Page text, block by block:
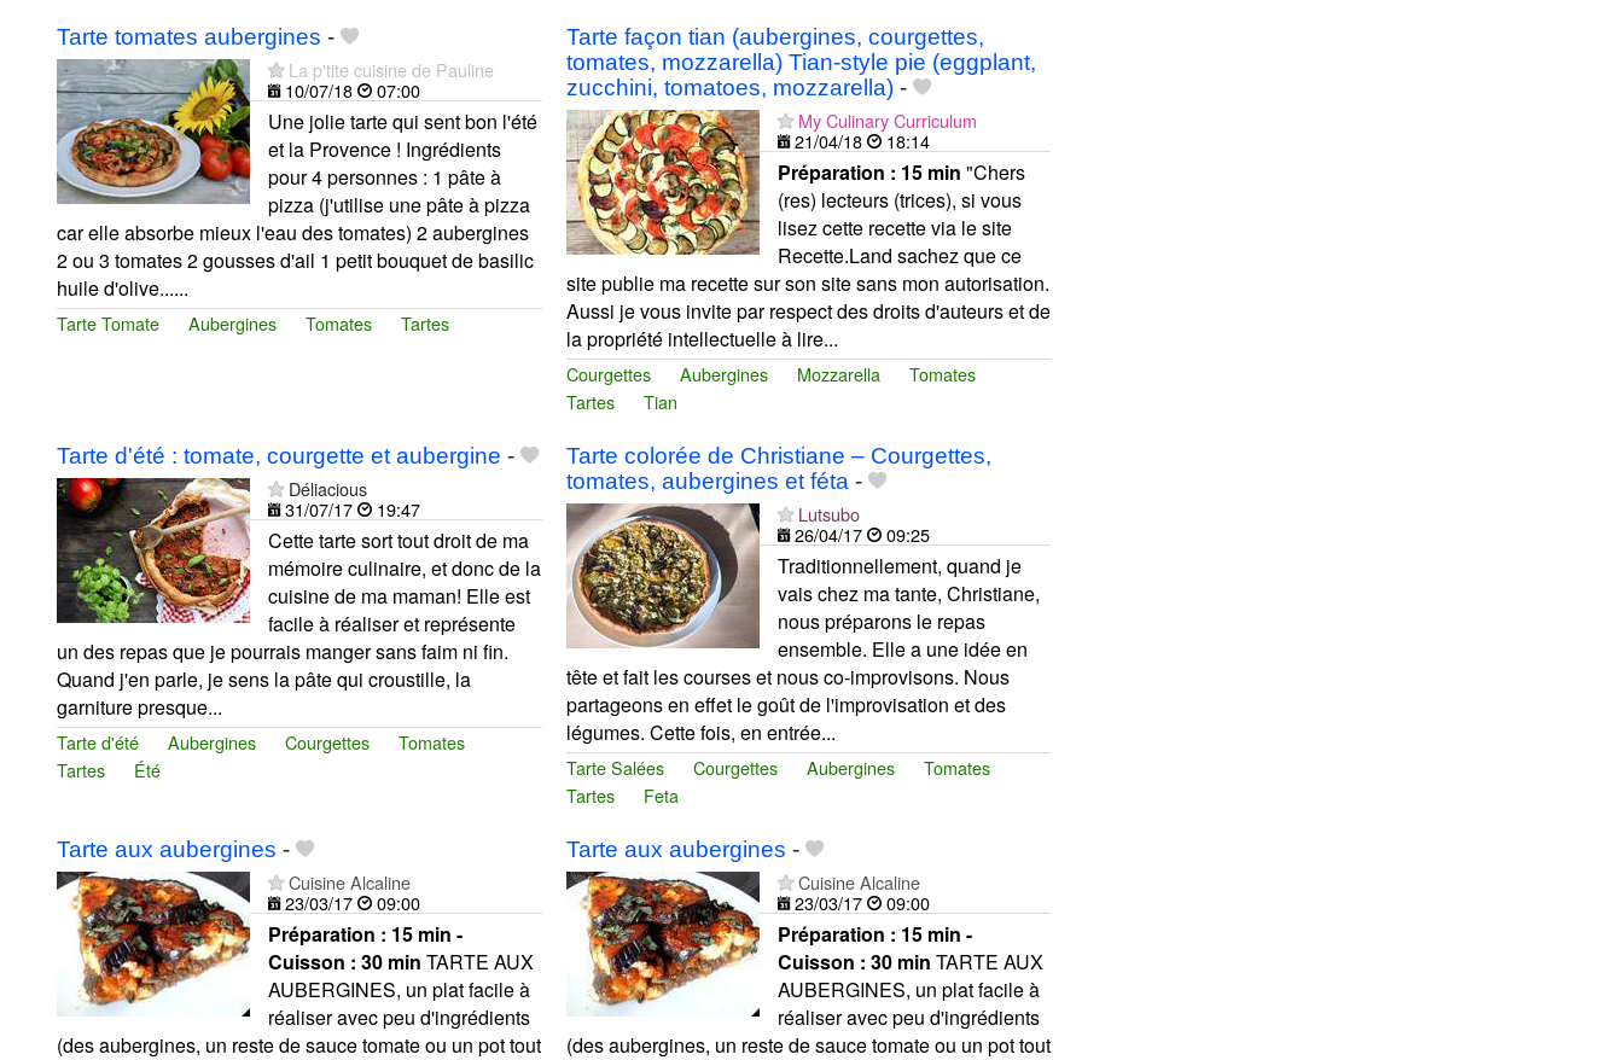
Tarte tomates aubergines -
La p'tite cuisine de Pauline
10/07/18
07:00
Une jolie tarte qui sent bon l'été
et la Provence ! Ingrédients
pour 4 personnes : 1 pâte à
pizza (j'utilise une pâte à pizza
car elle absorbe mieux l'eau des tomates) 2 aubergines
2 ou 3 tomates 2 gousses d'ail 1 petit bouquet de basilic
huile d'olive......
Tarte Tomate Aubergines Tomates Tartes
Tarte façon tian (aubergines, courgettes,
tomates, mozzarella) Tian-style pie (eggplant,
zucchini, tomatoes, mozzarella)-
My Culinary Curriculum
21/04/18
18:14
Préparation : 15 min "Chers
(res) lecteurs (trices), si vous
lisez cette recette via le site
Recette.Land sachez que ce
site publie ma recette sur son site sans mon autorisation.
Aussi je vous invite par respect des droits d'auteurs et de
la propriété intellectuelle à lire...
Courgettes Aubergines Mozzarella
Tomates
Tartes
Tian
Tarte d'été : tomate, courgette et aubergine -
Déliacious
31/07/17
19:47
Cette tarte sort tout droit de ma
mémoire culinaire, et donc de la
cuisine de ma maman! Elle est
facile à réaliser et représente
un des repas que je pourrais manger sans faim ni fin.
Quand j'en parle, je sens la pâte qui croustille, la
garniture presque...
Tarte d'été Aubergines Courgettes
Tomates
Tartes
Été
Tarte colorée de Christiane – Courgettes,
tomates, aubergines et féta -
Lutsubo
26/04/17
09:25
Traditionnellement, quand je
vais chez ma tante, Christiane,
nous préparons le repas
ensemble. Elle a une idée en
tête et fait les courses et nous co-improvisons. Nous
partageons en effet le goût de l'improvisation et des
légumes. Cette fois, en entrée...
Tarte Salées Courgettes Aubergines
Tomates
Tartes
Feta
Tarte aux aubergines -
Cuisine Alcaline
23/03/17
09:00
Préparation : 15 min -
Cuisson : 30 min TARTE AUX
AUBERGINES, un plat facile à
réaliser avec peu d'ingrédients
(des aubergines, un reste de sauce tomate ou un pot tout
Tarte aux aubergines -
Cuisine Alcaline
23/03/17
09:00
Préparation : 15 min -
Cuisson : 30 min TARTE AUX
AUBERGINES, un plat facile à
réaliser avec peu d'ingrédients
(des aubergines, un reste de sauce tomate ou un pot tout